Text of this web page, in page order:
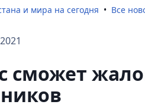
и мира на сегодня Все
сможет